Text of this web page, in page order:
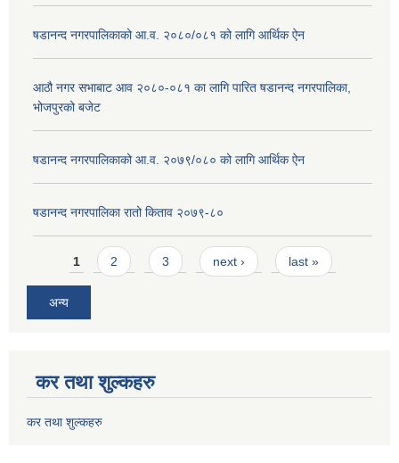
षडानन्द नगरपालिकाको आ.व. २०८०/०८१ को लागि आर्थिक ऐन
आठौ नगर सभाबाट आव २०८०-०८१ का लागि पारित षडानन्द नगरपालिका,
भोजपुरको बजेट
षडानन्द नगरपालिकाको आ.व. २०७९/०८० को लागि आर्थिक ऐन
षडानन्द नगरपालिका रातो किताव २०७९-८०
Pages
1 2 3 next › last »
अन्य
कर तथा शुल्कहरु
कर तथा शुल्कहरु